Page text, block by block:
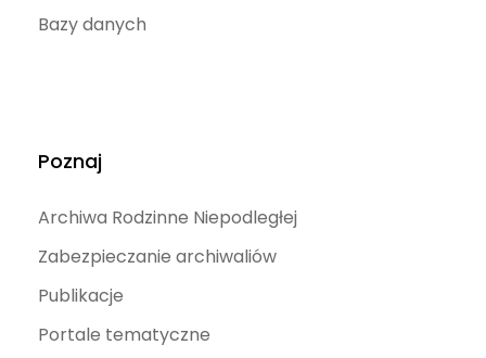
Bazy danych
Poznaj
Archiwa Rodzinne Niepodległej
Zabezpieczanie archiwaliów
Publikacje
Portale tematyczne